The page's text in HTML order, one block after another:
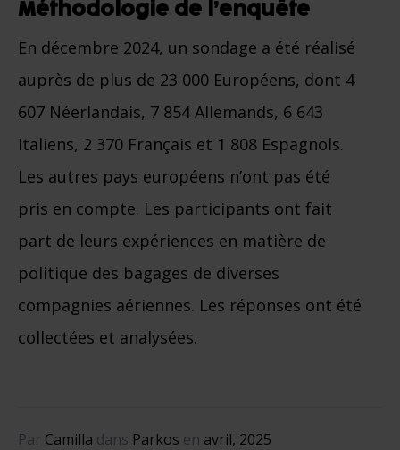
Méthodologie de l’enquête
En décembre 2024, un sondage a été réalisé
auprès de plus de 23 000 Européens, dont 4
607 Néerlandais, 7 854 Allemands, 6 643
Italiens, 2 370 Français et 1 808 Espagnols.
Les autres pays européens n’ont pas été
pris en compte. Les participants ont fait
part de leurs expériences en matière de
politique des bagages de diverses
compagnies aériennes. Les réponses ont été
collectées et analysées.
Par Camilla dans Parkos en avril, 2025